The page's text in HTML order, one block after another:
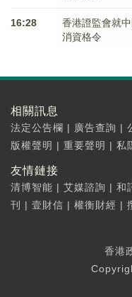
16:28
香港證監會就
消資格令
相關訊息
法定公告欄 | 廣告查詢 |
版權聲明 | 重要聲明 | 私
友情鏈接
清博智能 | 艾媒諮詢 | 和
刊
| 壹財信 | 權衡財經 |
香港